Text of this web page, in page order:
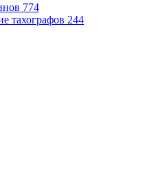
774
тахографов 244